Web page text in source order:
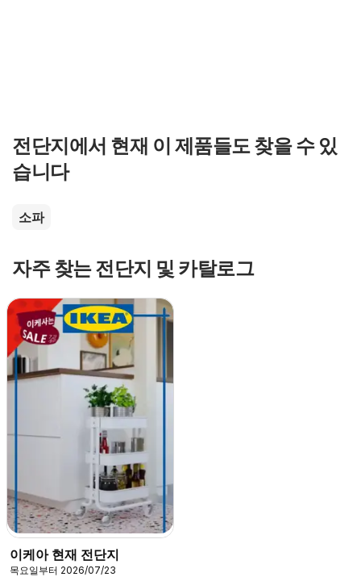
전단지에서 현재 이 제품들도 찾을 수 있
습니다
소파
자주 찾는 전단지 및 카탈로그
이케아 현재 전단지
목요일부터 2026/07/23